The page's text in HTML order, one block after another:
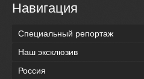
Навигация
Специальный репортаж
Наш эксклюзив
Россия